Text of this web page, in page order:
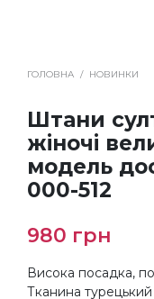
ГОЛОВНА / НОВИНКИ
Штани
жіночі
модель
000-512
980 грн
Висока посадка,
Тканина